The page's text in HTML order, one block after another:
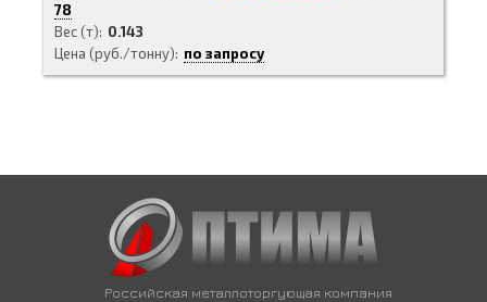
78
Вес (т)
0.143
Цена (руб./тонну)
по запросу
Российская металлоторгующая компания